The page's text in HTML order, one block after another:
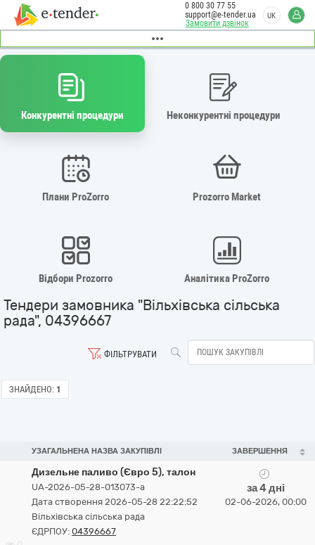
Замовити дзвінок
0 800 30 77 55
support@e-tender.ua
UK
Конкурентні процедури Неконкурентні процедури
Плани ProZorro Prozorro Market
Відбори Prozorro Аналітика ProZorro
Тендери замовника "Вільхівська сільська
рада", 04396667
ФІЛЬТРУВАТИ
ЗНАЙДЕНО: 1
УЗАГАЛЬНЕНА НАЗВА ЗАКУПІВЛІ ЗАВЕРШЕННЯ
Дизельне паливо (Євро 5), талон
UA-2026-05-28-013073-a
Дата створення 2026-05-28 22:22:52
Вільхівська сільська рада
ЄДРПОУ: 04396667
за 4 дні
02-06-2026, 00:00